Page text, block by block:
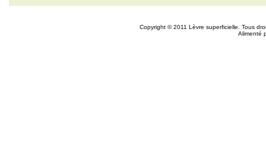
Copyright © 2011 Lèvre superficielle. Tous
Alimenté